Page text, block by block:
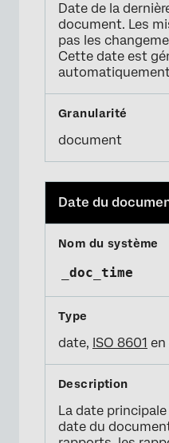
Date de la
document. Les
pas les
Cette date est
document
Date du
_doc_time
date, ISO 8601 en
La date
date du